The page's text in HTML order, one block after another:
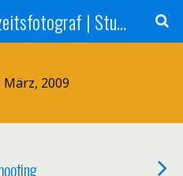
Benny Nill | Hochzeitsfotograf | Stuttgart, Tübingen, Reutlingen
März, 2009